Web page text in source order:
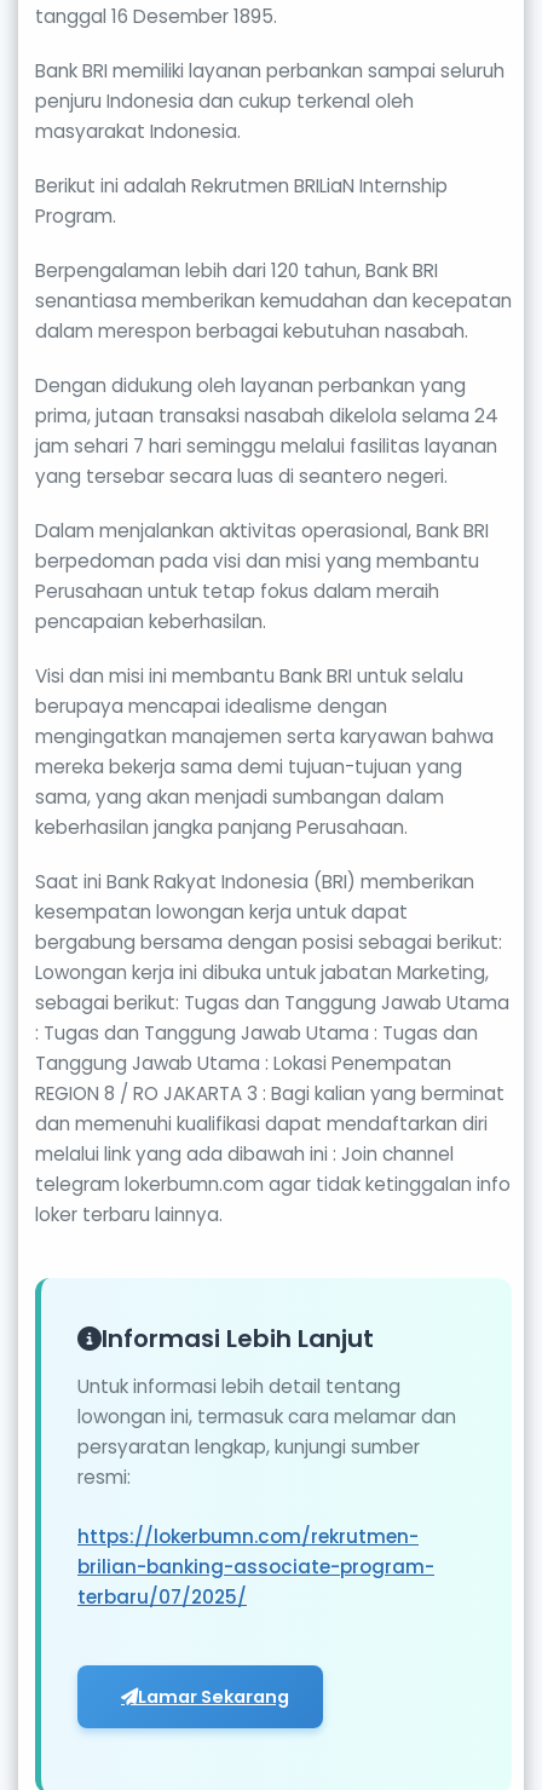
tanggal 16 Desember 1895.
Bank BRI memiliki layanan perbankan sampai seluruh
penjuru Indonesia dan cukup terkenal oleh
masyarakat Indonesia.
Berikut ini adalah Rekrutmen BRILiaN Internship
Program.
Berpengalaman lebih dari 120 tahun, Bank BRI
senantiasa memberikan kemudahan dan kecepatan
dalam merespon berbagai kebutuhan nasabah.
Dengan didukung oleh layanan perbankan yang
prima, jutaan transaksi nasabah dikelola selama 24
jam sehari 7 hari seminggu melalui fasilitas layanan
yang tersebar secara luas di seantero negeri.
Dalam menjalankan aktivitas operasional, Bank BRI
berpedoman pada visi dan misi yang membantu
Perusahaan untuk tetap fokus dalam meraih
pencapaian keberhasilan.
Visi dan misi ini membantu Bank BRI untuk selalu
berupaya mencapai idealisme dengan
mengingatkan manajemen serta karyawan bahwa
mereka bekerja sama demi tujuan-tujuan yang
sama, yang akan menjadi sumbangan dalam
keberhasilan jangka panjang Perusahaan.
Saat ini Bank Rakyat Indonesia (BRI) memberikan
kesempatan lowongan kerja untuk dapat
bergabung bersama dengan posisi sebagai berikut:
Lowongan kerja ini dibuka untuk jabatan Marketing,
sebagai berikut: Tugas dan Tanggung Jawab Utama
: Tugas dan Tanggung Jawab Utama : Tugas dan
Tanggung Jawab Utama : Lokasi Penempatan
REGION 8 / RO JAKARTA 3 : Bagi kalian yang berminat
dan memenuhi kualifikasi dapat mendaftarkan diri
melalui link yang ada dibawah ini : Join channel
telegram lokerbumn.com agar tidak ketinggalan info
loker terbaru lainnya.
Informasi Lebih Lanjut
Untuk informasi lebih detail tentang
lowongan ini, termasuk cara melamar dan
persyaratan lengkap, kunjungi sumber
resmi:
https://lokerbumn.com/rekrutmen-
brilian-banking-associate-program-
terbaru/07/2025/
Lamar Sekarang